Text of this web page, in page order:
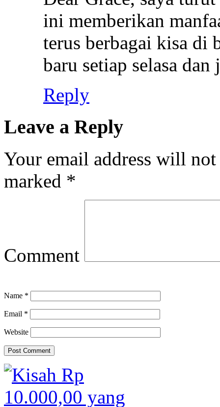
ini memberikan
terus berbagai kisa di
baru setiap selasa
Reply
Leave a Reply
Your email address will
marked *
Comment
Name *
Email *
Website